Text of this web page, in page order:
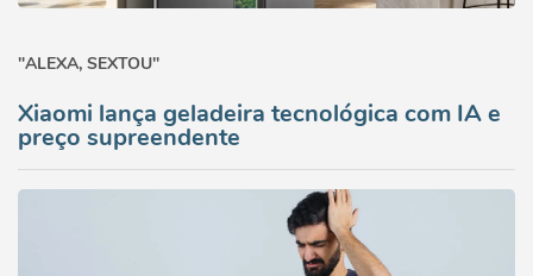
"ALEXA, SEXTOU"
Xiaomi lança geladeira tecnológica com IA e
preço supreendente